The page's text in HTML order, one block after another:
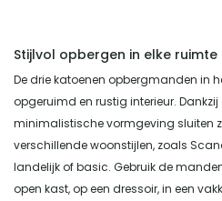
Stijlvol opbergen in elke ruimte
De drie katoenen opbergmanden in
opgeruimd en rustig interieur.
minimalistische vormgeving sluiten
verschillende woonstijlen, zoals
landelijk of basic. Gebruik de
open kast, op een dressoir, in een